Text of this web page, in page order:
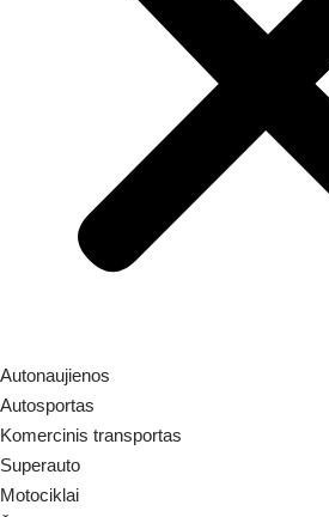
Autonaujienos
Autosportas
Komercinis transportas
Superauto
Motociklai